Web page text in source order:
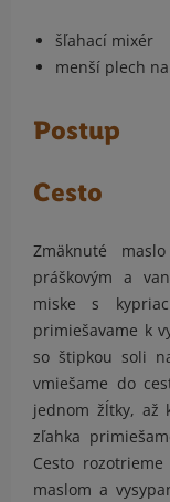
šľahací mixér
menší plech
Postup
Cesto
Zmäknuté
práškovým a
miske s
primiešavame k
so štipkou soli
vmiešame do
jednom žĺtky, až
zľahka
Cesto
maslom a